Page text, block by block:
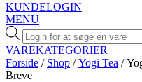
KUNDELOGIN
MENU
Products
search
VAREKATEGORIER
Forside / Shop /Yogi Tea /
Breve